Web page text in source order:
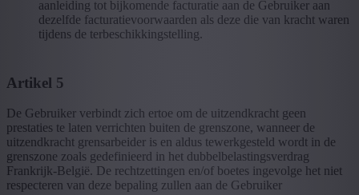
aanleiding tot bijkomende facturatie aan de Gebruiker aan
dezelfde facturatievoorwaarden als deze die van kracht waren
tijdens de terbeschikkingstelling.
Artikel 5
De Gebruiker verbindt zich ertoe om de uitzendkracht geen
prestaties te laten verrichten buiten de grenszone, wanneer de
uitzendkracht grensarbeider is en aldus tewerkgesteld wordt in de
grenszone zoals gedefinieerd in het dubbelbelastingsverdrag
Frankrijk-België. De rechtzettingen en/of boetes ingevolge het niet
respecteren van deze bepaling zullen aan de Gebruiker